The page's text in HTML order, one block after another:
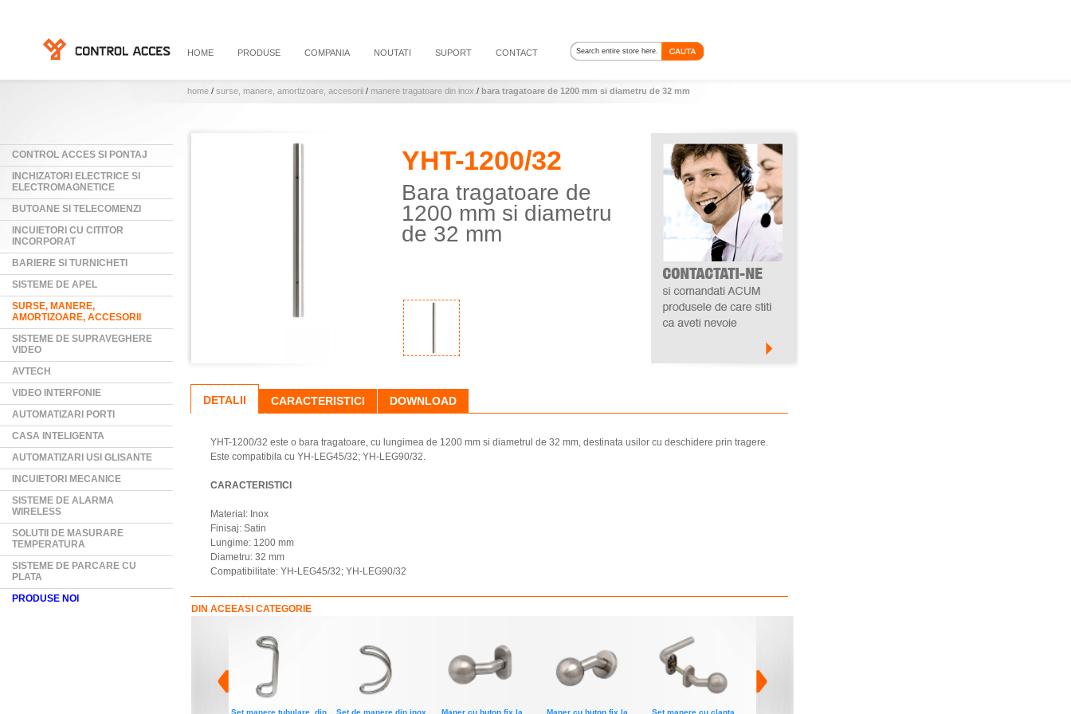
HOME PRODUSE COMPANIA NOUTATI SUPORT CONTACT
home / surse, manere, amortizoare, accesorii / manere tragatoare din inox / bara tragatoare de 1200 mm si diametru de 32 mm
CONTROL ACCES SI PONTAJ
INCHIZATORI ELECTRICE SI
ELECTROMAGNETICE
BUTOANE SI TELECOMENZI
INCUIETORI CU CITITOR
INCORPORAT
BARIERE SI TURNICHETI
SISTEME DE APEL
SURSE, MANERE,
AMORTIZOARE, ACCESORII
SISTEME DE SUPRAVEGHERE
VIDEO
AVTECH
VIDEO INTERFONIE
AUTOMATIZARI PORTI
CASA INTELIGENTA
AUTOMATIZARI USI GLISANTE
INCUIETORI MECANICE
SISTEME DE ALARMA
WIRELESS
SOLUTII DE MASURARE
TEMPERATURA
SISTEME DE PARCARE CU
PLATA
PRODUSE NOI
YHT-1200/32
Bara tragatoare de
1200 mm si diametru
de 32 mm
DETALII CARACTERISTICI DOWNLOAD
YHT-1200/32 este o bara tragatoare, cu lungimea de 1200 mm si diametrul de 32 mm, destinata usilor cu deschidere prin tragere.
Este compatibila cu YH-LEG45/32; YH-LEG90/32.
CARACTERISTICI
Material: Inox
Finisaj: Satin
Lungime: 1200 mm
Diametru: 32 mm
Compatibilitate: YH-LEG45/32; YH-LEG90/32
DIN ACEEASI CATEGORIE
Set manere tubulare, din Set de manere din inox Maner cu buton fix la Maner cu buton fix la Set manere cu clanta